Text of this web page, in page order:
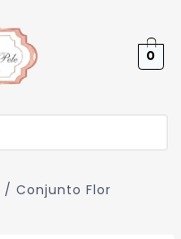
0
/ Conjunto Flor